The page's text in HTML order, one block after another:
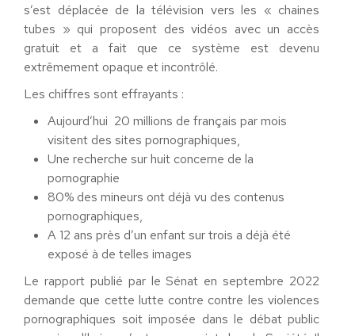
s’est déplacée de la télévision vers les « chaines
tubes » qui proposent des vidéos avec un accès
gratuit et a fait que ce système est devenu
extrêmement opaque et incontrôlé.
Les chiffres sont effrayants :
Aujourd’hui 20 millions de français par mois
visitent des sites pornographiques,
Une recherche sur huit concerne de la
pornographie
80% des mineurs ont déjà vu des contenus
pornographiques,
A 12 ans près d’un enfant sur trois a déjà été
exposé à de telles images
Le rapport publié par le Sénat en septembre 2022
demande que cette lutte contre contre les violences
pornographiques soit imposée dans le débat public